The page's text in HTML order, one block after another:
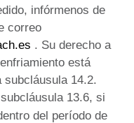
infórmenos de
correo
. Su derecho a
está
14.2.
13.6, si
del período de